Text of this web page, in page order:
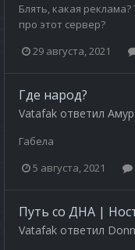
Блять, какая
про этот сервер?
29 августа, 2021
Где народ?
Vatafak ответил
Габела
5 августа, 2021
Путь со ДНА |
Vatafak ответил